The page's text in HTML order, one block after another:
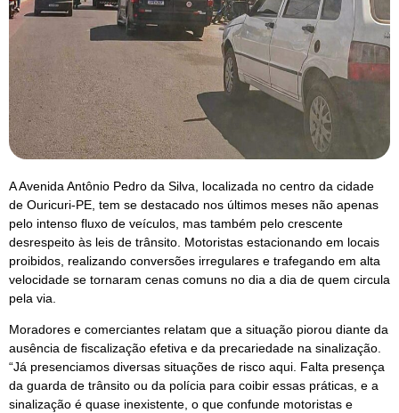
A Avenida Antônio Pedro da Silva, localizada no centro da cidade
de Ouricuri-PE, tem se destacado nos últimos meses não apenas
pelo intenso fluxo de veículos, mas também pelo crescente
desrespeito às leis de trânsito. Motoristas estacionando em locais
proibidos, realizando conversões irregulares e trafegando em alta
velocidade se tornaram cenas comuns no dia a dia de quem circula
pela via.
Moradores e comerciantes relatam que a situação piorou diante da
ausência de fiscalização efetiva e da precariedade na sinalização.
“Já presenciamos diversas situações de risco aqui. Falta presença
da guarda de trânsito ou da polícia para coibir essas práticas, e a
sinalização é quase inexistente, o que confunde motoristas e